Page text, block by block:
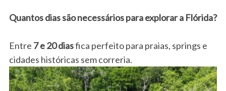
Quantos dias são necessários para explorar a Flórida?
Entre 7 e 20 diasfica perfeito para praias, springs e
cidades históricas sem correria.